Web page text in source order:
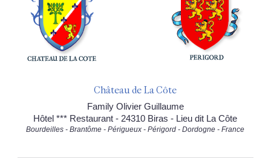
Château de La Côte
Family Olivier Guillaume
Hôtel *** Restaurant - 24310 Biras - Lieu dit La Côte
Bourdeilles - Brantôme - Périgueux - Périgord - Dordogne - France